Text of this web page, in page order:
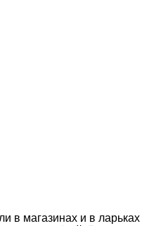
в магазинах и в ларьках